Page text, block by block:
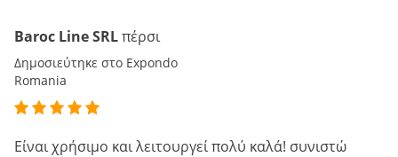
Baroc Line SRLπέρσι
Δημοσιεύτηκε στο Expondo
Romania
Είναι χρήσιμο και λειτουργεί πολύ καλά! συνιστώ